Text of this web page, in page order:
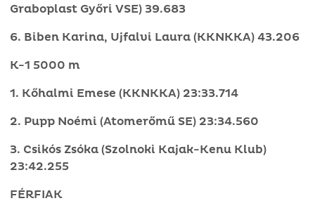
Graboplast Győri VSE) 39.683
6. Biben Karina, Ujfalvi Laura (KKNKKA) 43.206
K-1 5000 m
1. Kőhalmi Emese (KKNKKA) 23:33.714
2. Pupp Noémi (Atomerőmű SE) 23:34.560
3. Csikós Zsóka (Szolnoki Kajak-Kenu Klub)
23:42.255
FÉRFIAK